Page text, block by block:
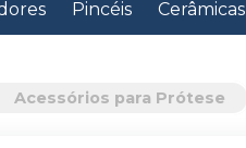
Pincéis Cerâmicas
Acessórios para Prótese